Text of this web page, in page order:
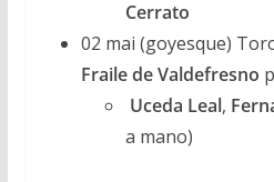
Cerrato
02 mai (goyesque)
Fraile de Valdefresno
Uceda Leal,
a mano)